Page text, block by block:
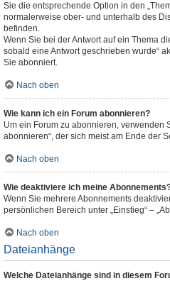
Sie die entsprechende Option in den
normalerweise ober- und unterhalb des
befinden.
Wenn Sie bei der Antwort auf ein Thema
sobald eine Antwort geschrieben wurde“
Sie abonniert.
Nach oben
Wie kann ich ein Forum abonnieren?
Um ein Forum zu abonnieren, verwenden
abonnieren“, der sich meist am Ende der
Nach oben
Wie deaktiviere ich meine
Wenn Sie mehrere Abonnements
persönlichen Bereich unter „Einstieg“ –
Nach oben
Dateianhänge
Welche Dateianhänge sind in diesem